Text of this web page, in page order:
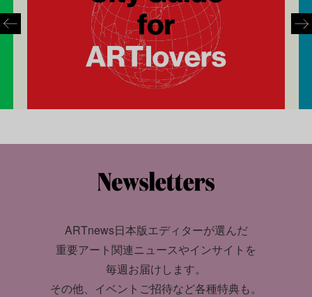
ARTnews日本版エディターが選んだ
重要アート関連ニュースやインサイトを
毎週お届けします。
その他、イベントご招待など各種特典も。